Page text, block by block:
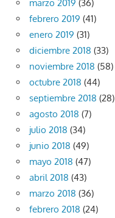
marzo 2019 (36)
febrero 2019 (41)
enero 2019 (31)
diciembre 2018 (33)
noviembre 2018 (58)
octubre 2018 (44)
septiembre 2018 (28)
agosto 2018 (7)
julio 2018 (34)
junio 2018 (49)
mayo 2018 (47)
abril 2018 (43)
marzo 2018 (36)
febrero 2018 (24)